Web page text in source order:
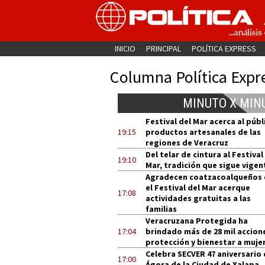
INICIO PRINCIPAL POLÍTICA EXPRESS
Columna Política
MINUTO X
19:15
Festival del Mar acerca al
productos artesanales de las
regiones de Veracruz
19:10
Del telar de cintura al Festival
Mar, tradición que sigue
17:08
Agradecen coatzacoalqueños
el Festival del Mar acerque
actividades gratuitas a las
familias
17:04
Veracruzana Protegida ha
brindado más de 28 mil
protección y bienestar a
17:00
Celebra SECVER 47 aniversario